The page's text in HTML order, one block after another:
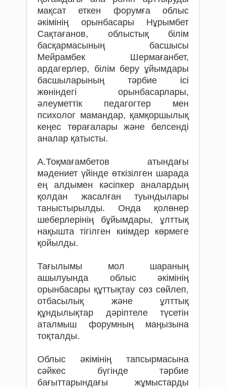
мақсат еткен форумға облыс
әкімінің орынбасары Нұрымбет
Сақтағанов, облыстық білім
басқармасының басшысы
Мейрамбек Шермағанбет,
ардагерлер, білім беру ұйымдары
басшыларының тәрбие ісі
жөніндегі орынбасарлары,
әлеуметтік педагогтер мен
психолог мамандар, қамқоршылық
кеңес төрағалары және белсенді
аналар қатысты.
А.Тоқмағамбетов атындағы
мәдениет үйінде өткізілген шарада
ең алдымен кәсіпкер аналардың
қолдан жасалған туындылары
таныстырылды. Онда қолөнер
шеберлерінің бұйымдары, ұлттық
нақышта тігілген киімдер көрмеге
қойылды.
Тағылымы мол шараның
ашылуында облыс әкімінің
орынбасары құттықтау сөз сөйлеп,
отбасылық және ұлттық
құндылықтар дәріптеле түсетін
аталмыш форумның маңызына
тоқталды.
Облыс әкімінің тапсырмасына
сәйкес бүгінде тәрбие
бағыттарындағы жұмыстарды